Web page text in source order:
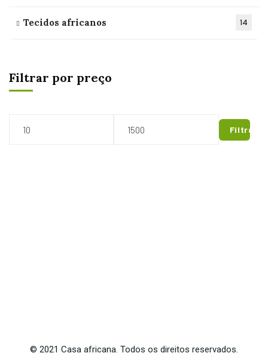
Tecidos africanos 14
Filtrar por preço
Filtrar
© 2021 Casa africana. Todos os direitos reservados.